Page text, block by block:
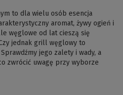
to dla wielu osób esencja
aromat, żywy ogień i
węglowe od lat cieszą się
jednak grill węglowy to
jego zalety i wady, a
zwrócić uwagę przy wyborze